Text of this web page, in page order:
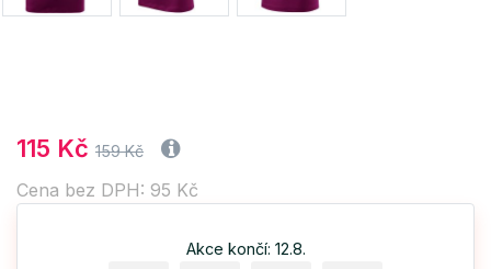
115 Kč 159 Kč
Cena bez DPH: 95 Kč
Akce končí: 12.8.